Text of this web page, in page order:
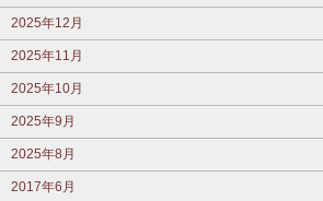
2025年12月
2025年11月
2025年10月
2025年9月
2025年8月
2017年6月